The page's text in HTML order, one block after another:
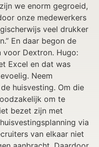
we enorm gegroeid,
onze medewerkers
veel drukker
En daar begon de
voor Dextron. Hugo:
Excel en dat was
Neem
huisvesting. Om die
om te
bezet zijn met
via
van elkaar niet